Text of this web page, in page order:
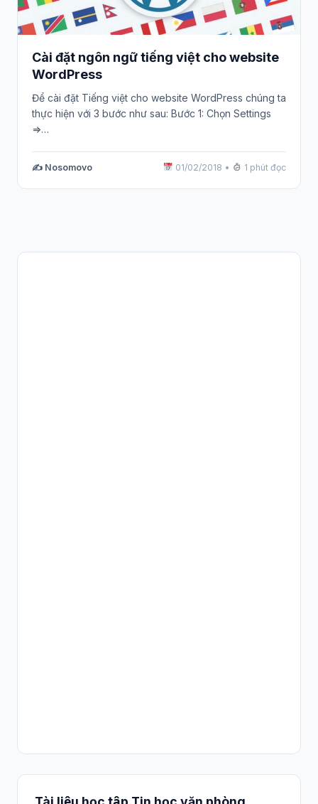
Cài đặt ngôn ngữ tiếng việt cho website
WordPress
Để cài đặt Tiếng việt cho website WordPress chúng ta
thực hiện với 3 bước như sau: Bước 1: Chọn Settings
=>…
✍️ Nosomovo 01/02/2018 • 1 phút đọc